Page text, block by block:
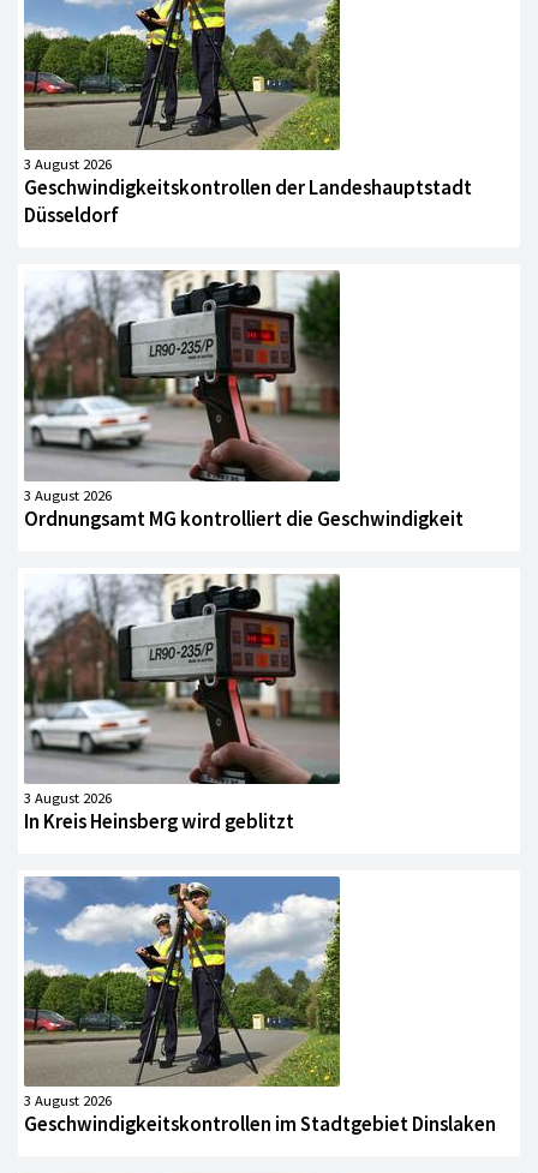
3 August 2026
Geschwindigkeitskontrollen der Landeshauptstadt
Düsseldorf
3 August 2026
Ordnungsamt MG kontrolliert die Geschwindigkeit
3 August 2026
In Kreis Heinsberg wird geblitzt
3 August 2026
Geschwindigkeitskontrollen im Stadtgebiet Dinslaken